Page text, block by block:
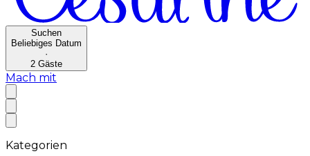
Suchen
Beliebiges Datum
·
2 Gäste
Mach mit
Kategorien